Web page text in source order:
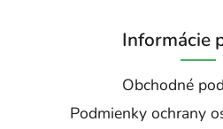
Informácie
Obchodné
Podmienky ochrany